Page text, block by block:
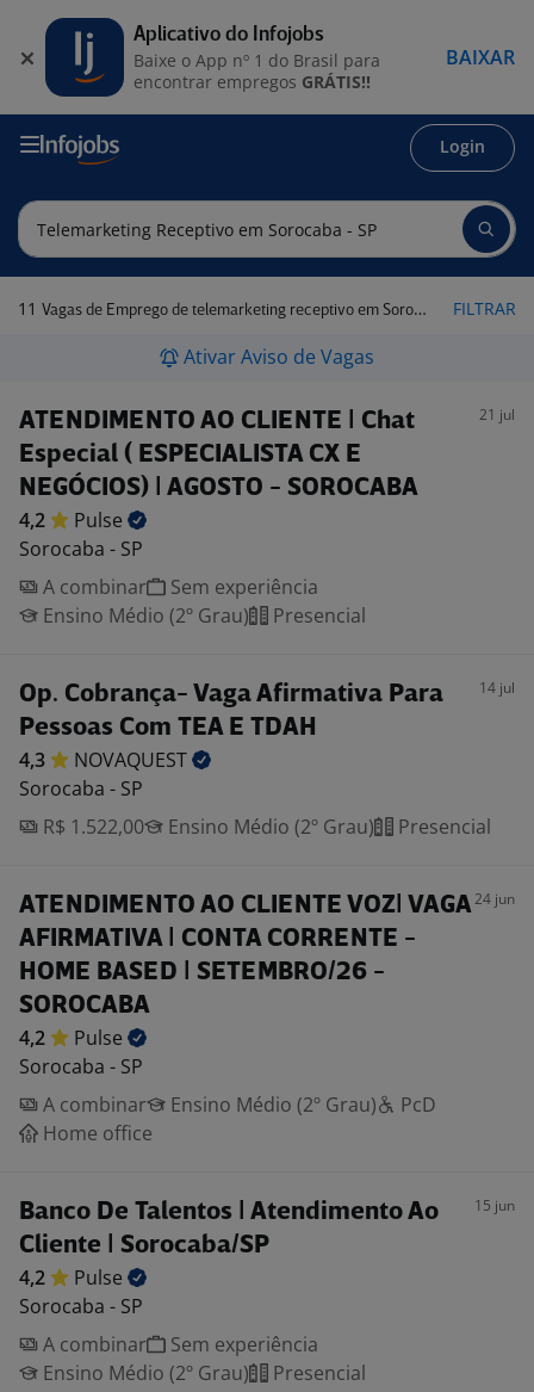
Login
11 Vagas de Emprego de telemarketing receptivo em Sorocaba - SP FILTRAR
Ativar Aviso de Vagas
ATENDIMENTO AO CLIENTE | Chat
Especial ( ESPECIALISTA CX E
NEGÓCIOS) | AGOSTO - SOROCABA
21 jul
4,2
Pulse
Sorocaba - SP
A combinar
Sem experiência
Ensino Médio (2º Grau)
Presencial
Op. Cobrança- Vaga Afirmativa Para
Pessoas Com TEA E TDAH
14 jul
4,3
NOVAQUEST
Sorocaba - SP
R$ 1.522,00
Ensino Médio (2º Grau) Presencial
ATENDIMENTO AO CLIENTE VOZ| VAGA
AFIRMATIVA | CONTA CORRENTE -
HOME BASED | SETEMBRO/26 -
SOROCABA
24 jun
4,2
Pulse
Sorocaba - SP
A combinar
Ensino Médio (2º Grau)
PcD
Home office
Banco De Talentos | Atendimento Ao
Cliente | Sorocaba/SP
15 jun
4,2
Pulse
Sorocaba - SP
A combinar
Sem experiência
Ensino Médio (2º Grau)
Presencial
Aplicativo do Infojobs
Baixe o App nº 1 do Brasil para
encontrar empregos GRÁTIS!!
BAIXAR